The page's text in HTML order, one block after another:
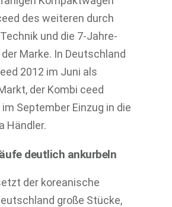
des weiteren durch
und die 7-Jahre-
der Marke. In Deutschland
2012 im Juni als
der Kombi ceed
September Einzug in die
Händler.
deutlich ankurbeln
der koreanische
große Stücke,